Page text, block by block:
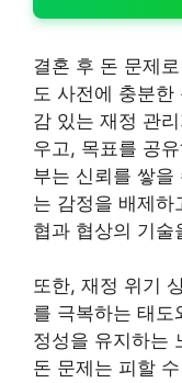
결혼 후 돈 문제
도 사전에 충분
감 있는 재정 관
우고, 목표를 공
부는 신뢰를 쌓을
는 감정을 배제하
협과 협상의 기술
또한, 재정 위기
를 극복하는 태
정성을 유지하는
돈 문제는 피할